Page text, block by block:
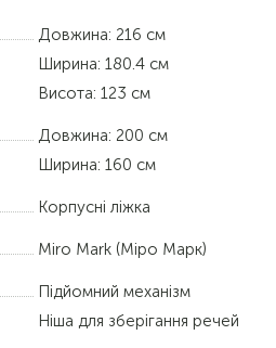
Довжина: 216 см
Ширина: 180.4 см
Висота: 123 см
Довжина: 200 см
Ширина: 160 см
Корпусні ліжка
Miro Mark (Міро Марк)
Підйомний механізм
Ніша для зберігання речей